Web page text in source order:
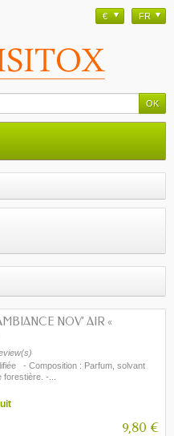
€ FR
NOV’ AIR «
- Composition : Parfum, solvant
-...
9,80 €